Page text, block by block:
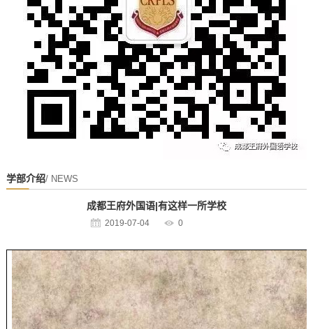
学部介绍/ NEWS
成都王府外国语|有这样一所学校
2019-07-04 0